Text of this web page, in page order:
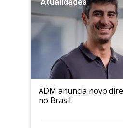
ADM anuncia novo
no Brasil